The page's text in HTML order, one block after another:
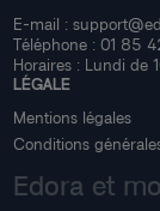
E-mail :
Téléphone : 01 85
Horaires : Lundi de
LÉGALE
Mentions légales
Conditions
Edora et